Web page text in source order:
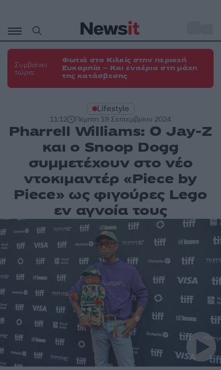
περιεχόμενο
Συμβαίνει
τώρα:
Φωτιά στο Κιλκίς στην περιοχή
Ευκαρπία – Και εναέρια στη μάχη
της κατάσβεσης
Lifestyle
11:12 Πέμπτη 19 Σεπτεμβρίου 2024
Pharrell Williams: Ο Jay-Z
και ο Snoop Dogg
συμμετέχουν στο νέο
ντοκιμαντέρ «Piece by
Piece» ως φιγούρες Lego
εν αγνοία τους